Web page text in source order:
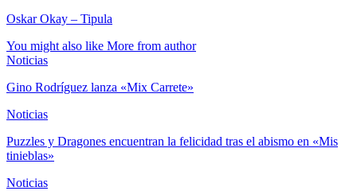
Oskar Okay – Tipula
You might also like More from author
Noticias
Gino Rodríguez lanza «Mix Carrete»
Noticias
Puzzles y Dragones encuentran la felicidad tras el abismo en «Mis
tinieblas»
Noticias